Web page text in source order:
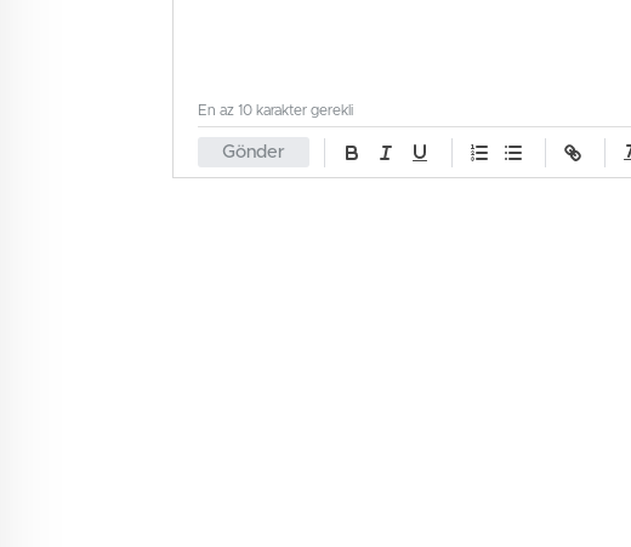
Gönder
En az 10 karakter gerekli